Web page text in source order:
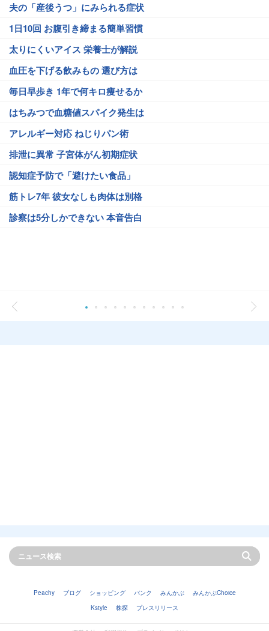
夫の「産後うつ」にみられる症状
1日10回 お腹引き締まる簡単習慣
太りにくいアイス 栄養士が解説
血圧を下げる飲みもの 選び方は
毎日早歩き 1年で何キロ痩せるか
はちみつで血糖値スパイク発生は
アレルギー対応 ねじりパン術
排泄に異常 子宮体がん初期症状
認知症予防で「避けたい食品」
筋トレ7年 彼女なしも肉体は別格
診察は5分しかできない 本音告白
Peachy ブログ ショッピング バンク みんかぶ
みんかぶChoice
Kstyle
株探 プレスリリース